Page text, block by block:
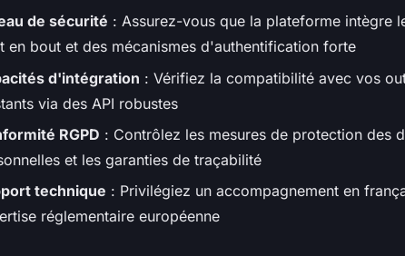
de sécurité : Assurez-vous que la plateforme intègre
en bout et des mécanismes d'authentification forte
d'intégration : Vérifiez la compatibilité avec vos
via des API robustes
RGPD : Contrôlez les mesures de protection des
et les garanties de traçabilité
technique : Privilégiez un accompagnement en
réglementaire européenne